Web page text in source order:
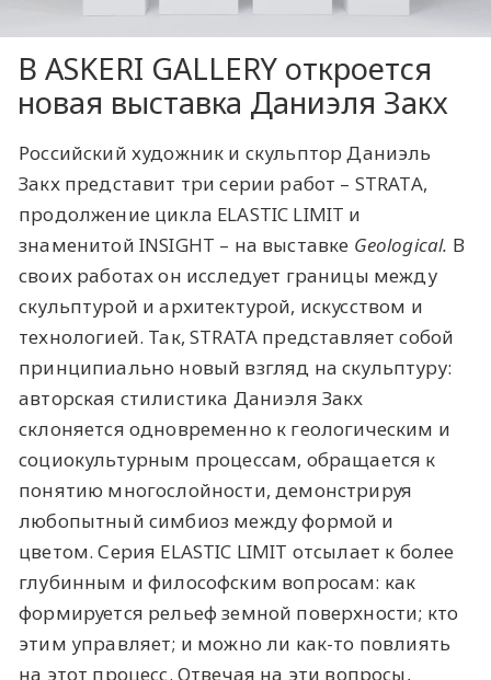
В ASKERI GALLERY откроется
новая выставка Даниэля Закх
Российский художник и скульптор Даниэль
Закх представит три серии работ – STRATA,
продолжение цикла ELASTIC LIMIT и
знаменитой INSIGHT – на выставке Geological. В
своих работах он исследует границы между
скульптурой и архитектурой, искусством и
технологией. Так, STRATA представляет собой
принципиально новый взгляд на скульптуру:
авторская стилистика Даниэля Закх
склоняется одновременно к геологическим и
социокультурным процессам, обращается к
понятию многослойности, демонстрируя
любопытный симбиоз между формой и
цветом. Серия ELASTIC LIMIT отсылает к более
глубинным и философским вопросам: как
формируется рельеф земной поверхности; кто
этим управляет; и можно ли как-то повлиять
на этот процесс. Отвечая на эти вопросы,